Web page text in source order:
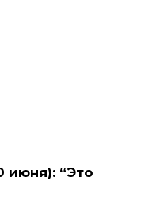
июня): “Это